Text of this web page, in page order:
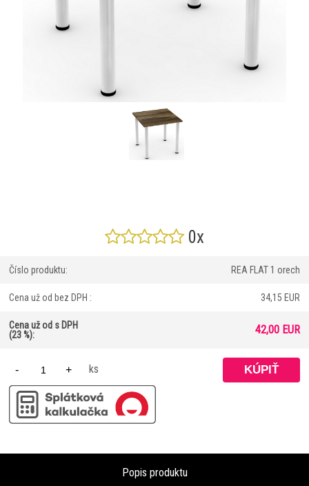
0x
Číslo produktu: REA FLAT 1 orech
Cena už od bez DPH : 34,15 EUR
Cena už od s DPH
(23 %):
42,00 EUR
- + ks
Popis produktu